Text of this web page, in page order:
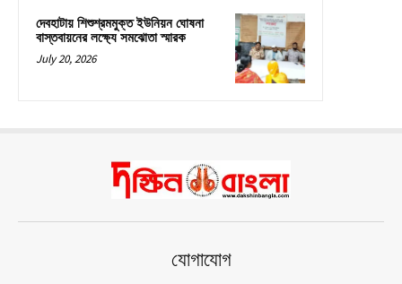
দেবহাটায় শিশুশ্রমমুক্ত ইউনিয়ন ঘোষনা
বাস্তবায়নের লক্ষ্যে সমঝোতা স্মারক
July 20, 2026
যোগাযোগ